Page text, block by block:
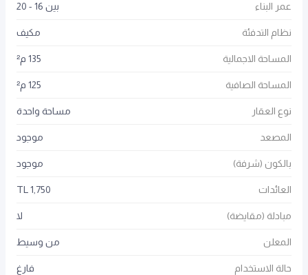
عمر البناء بين 16 - 20
نظام التدفئة مكيف
المساحة الاجمالية 135 م²
المساحة الصافية 125 م²
نوع العقار مساحة واحدة
المصعد موجود
بالكون (شرفة) موجود
العائدات 1,750 TL
مبادلة (مقايضة) لا
المعلن من وسيط
حالة الاستخدام فارغ